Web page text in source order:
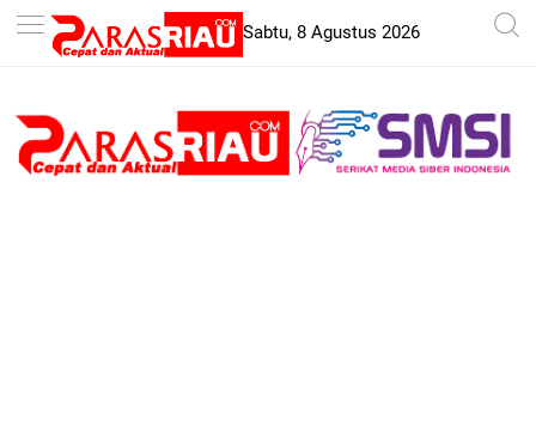
-->
Sabtu, 8 Agustus 2026